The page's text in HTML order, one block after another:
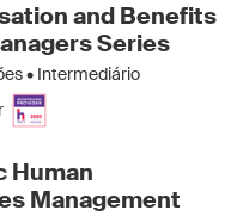
and Benefits
Series
• Intermediário
Human
Management